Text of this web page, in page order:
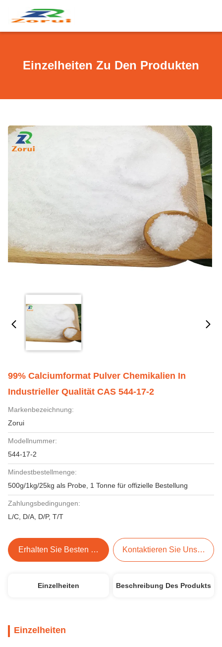
Einzelheiten Zu Den Produkten
99% Calciumformat Pulver Chemikalien In
Industrieller Qualität CAS 544-17-2
Markenbezeichnung:
Zorui
Modellnummer:
544-17-2
Mindestbestellmenge:
500g/1kg/25kg als Probe, 1 Tonne für offizielle Bestellung
Zahlungsbedingungen:
L/C, D/A, D/P, T/T
Erhalten Sie Besten Preis Kontaktieren Sie Uns Jetzt
Einzelheiten Beschreibung Des Produkts
Einzelheiten